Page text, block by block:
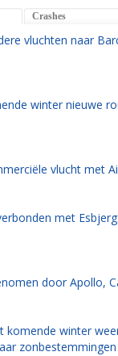
Crashes
vluchten naar
winter nieuwe
vlucht met
met
door Apollo,
komende winter
zonbestemmingen